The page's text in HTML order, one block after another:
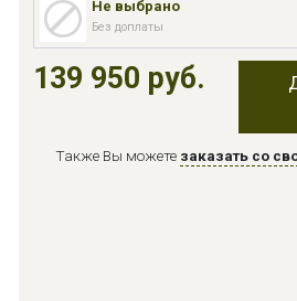
Не выбрано
Без доплаты
139 950 руб.
Также Вы можете заказать со